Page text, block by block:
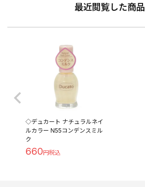
最近閲覧した商品
◇デュカート ナチュラルネイ
ルカラー N55コンデンスミル
ク
660